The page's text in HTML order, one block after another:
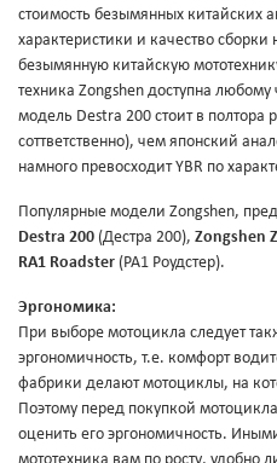
стоимость безымянных китайских
характеристики и качество сборки
безымянную китайскую
техника Zongshen доступна
модель Destra 200 стоит в полтора
соттветственно), чем японский
намного превосходит YBR по
Популярные модели Zongshen,
Destra 200 (Дестра 200), Zongshen
RA1 Roadster (РА1 Роудстер).
Эргономика:
При выборе мотоцикла следует
эргономичность, т.е. комфорт
фабрики делают мотоциклы, на
Поэтому перед покупкой
оценить его эргономичность.